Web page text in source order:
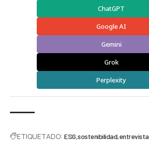
ChatGPT
Google AI
Gemini
Grok
Perplexity
ETIQUETADO: ESG sostenibilidad entrevista